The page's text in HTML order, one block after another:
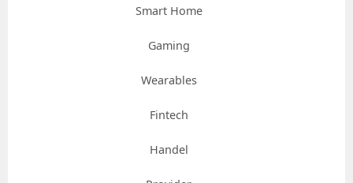
Smart Home
Gaming
Wearables
Fintech
Handel